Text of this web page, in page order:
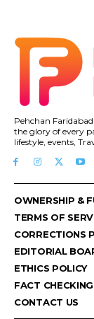
Pehchan
the glory of every
lifestyle, events,
OWNERSHIP &
TERMS OF
CORRECTIONS
EDITORIAL
ETHICS POLICY
FACT
CONTACT US